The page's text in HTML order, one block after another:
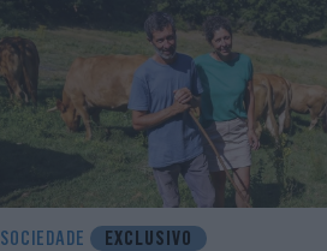
SOCIEDADE EXCLUSIVO